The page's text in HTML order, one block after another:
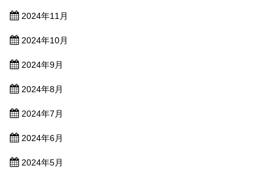
2024年11月
2024年10月
2024年9月
2024年8月
2024年7月
2024年6月
2024年5月